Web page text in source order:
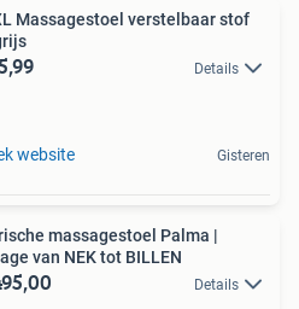
Massagestoel verstelbaar stof
Details
website Gisteren
massagestoel Palma |
van NEK tot BILLEN
Details